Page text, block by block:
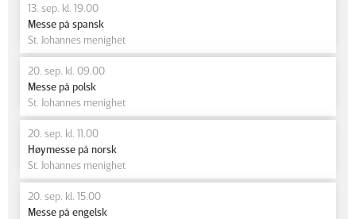
13. sep. kl. 19.00
Messe på spansk
St. Johannes menighet
20. sep. kl. 09.00
Messe på polsk
St. Johannes menighet
20. sep. kl. 11.00
Høymesse på norsk
St. Johannes menighet
20. sep. kl. 15.00
Messe på engelsk